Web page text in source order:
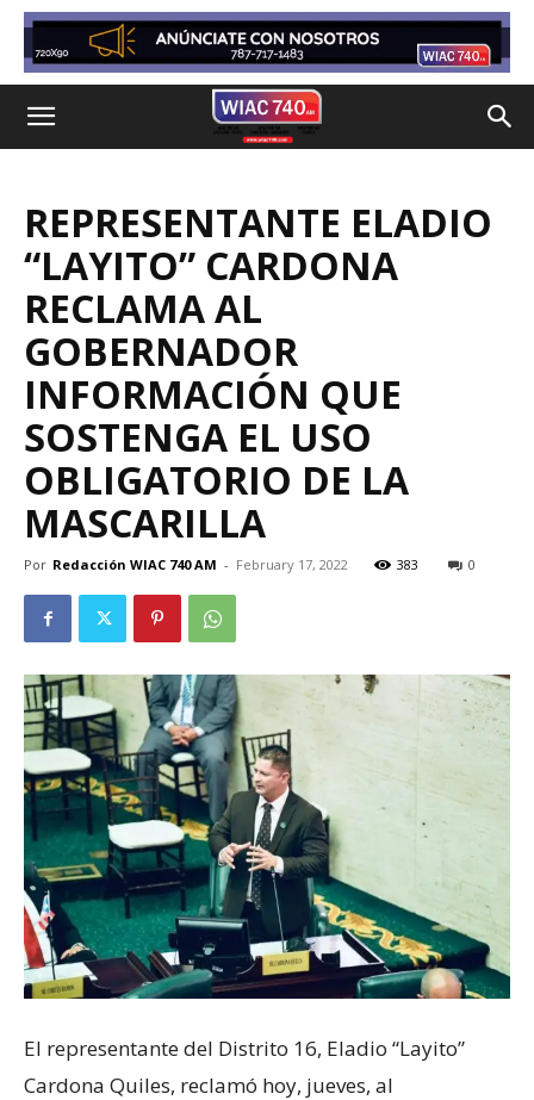
REPRESENTANTE ELADIO
“LAYITO” CARDONA
RECLAMA AL
GOBERNADOR
INFORMACIÓN QUE
SOSTENGA EL USO
OBLIGATORIO DE LA
MASCARILLA
Por Redacción WIAC 740 AM - February 17, 2022 383 0
El representante del Distrito 16, Eladio “Layito”
Cardona Quiles, reclamó hoy, jueves, al